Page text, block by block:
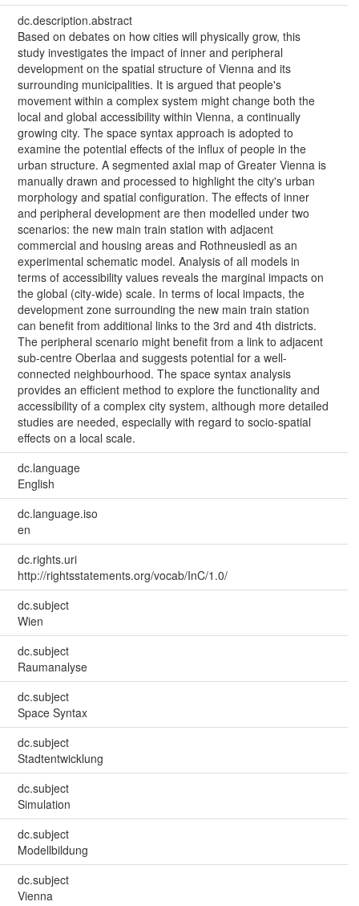
dc.description.abstract
Based on debates on how cities will physically grow, this
study investigates the impact of inner and peripheral
development on the spatial structure of Vienna and its
surrounding municipalities. It is argued that people's
movement within a complex system might change both the
local and global accessibility within Vienna, a continually
growing city. The space syntax approach is adopted to
examine the potential effects of the influx of people in the
urban structure. A segmented axial map of Greater Vienna is
manually drawn and processed to highlight the city's urban
morphology and spatial configuration. The effects of inner
and peripheral development are then modelled under two
scenarios: the new main train station with adjacent
commercial and housing areas and Rothneusiedl as an
experimental schematic model. Analysis of all models in
terms of accessibility values reveals the marginal impacts on
the global (city-wide) scale. In terms of local impacts, the
development zone surrounding the new main train station
can benefit from additional links to the 3rd and 4th districts.
The peripheral scenario might benefit from a link to adjacent
sub-centre Oberlaa and suggests potential for a well-
connected neighbourhood. The space syntax analysis
provides an efficient method to explore the functionality and
accessibility of a complex city system, although more detailed
studies are needed, especially with regard to socio-spatial
effects on a local scale.
dc.language
English
dc.language.iso
en
dc.rights.uri
http://rightsstatements.org/vocab/InC/1.0/
dc.subject
Wien
dc.subject
Raumanalyse
dc.subject
Space Syntax
dc.subject
Stadtentwicklung
dc.subject
Simulation
dc.subject
Modellbildung
dc.subject
Vienna